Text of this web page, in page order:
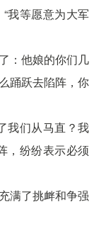
我等愿意为大军
：他娘的你们几
踊跃去陷阵，你
我们从马直？我
，纷纷表示必须
满了挑衅和争强